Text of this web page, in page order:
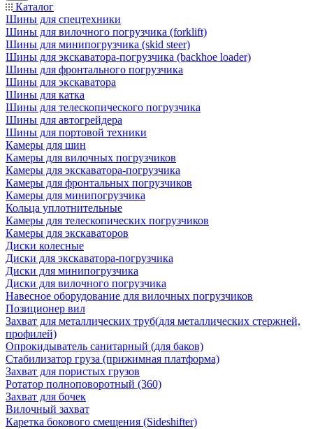
Каталог
Шины для спецтехники
Шины для вилочного погрузчика (forklift)
Шины для минипогрузчика (skid steer)
Шины для экскаватора-погрузчика (backhoe loader)
Шины для фронтального погрузчика
Шины для экскаватора
Шины для катка
Шины для телескопического погрузчика
Шины для автогрейдера
Шины для портовой техники
Камеры для шин
Камеры для вилочных погрузчиков
Камеры для экскаватора-погрузчика
Камеры для фронтальных погрузчиков
Камеры для минипогрузчика
Кольца уплотнительные
Камеры для телескопических погрузчиков
Камеры для экскаваторов
Диски колесные
Диски для экскаватора-погрузчика
Диски для минипогрузчика
Диски для вилочного погрузчика
Навесное оборудование для вилочных погрузчиков
Позиционер вил
Захват для металлических труб(для металлических стержней,
профилей)
Опрокидыватель санитарный (для баков)
Стабилизатор груза (прижимная платформа)
Захват для пористых грузов
Ротатор полноповоротный (360)
Захват для бочек
Вилочный захват
Каретка бокового смещения (Sideshifter)